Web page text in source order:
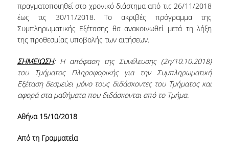
RESEARCH LABS
RESEARCH GROUPS
NEWS
CONTACT
πραγματοποιηθεί στο χρονικό διάστημα από τις 26/11/2018
έως τις 30/11/2018. Το ακριβές πρόγραμμα της
Συμπληρωματικής Εξέτασης θα ανακοινωθεί μετά τη λήξη
της προθεσμίας υποβολής των αιτήσεων.
ΣΗΜΕΙΩΣΗ: Η απόφαση της Συνέλευσης (2η/10.10.2018)
του Τμήματος Πληροφορικής για την Συμπληρωματική
Εξέταση δεσμεύει μόνο τους διδάσκοντες του Τμήματος και
αφορά στα μαθήματα που διδάσκονται από το Τμήμα.
Αθήνα 15/10/2018
Από τη Γραμματεία